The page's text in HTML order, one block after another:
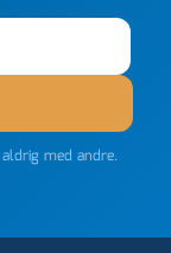
med andre.